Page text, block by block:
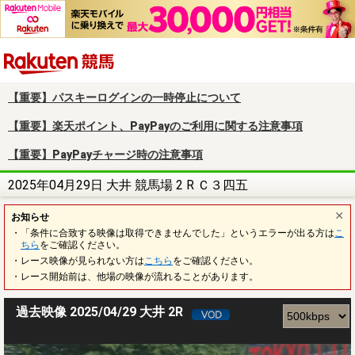
【重要】パスキーログインの一時停止について
【重要】楽天ポイント、PayPayのご利用に関する注意事項
【重要】PayPayチャージ時の注意事項
2025年04月29日 大井 競馬場 2 R Ｃ３四五
お知らせ
・「条件に合致する映像は取得できませんでした」というエラーが出る方は こ
ちら をご確認ください。
・レース映像が見られない方は こちら をご確認ください。
・レース開始前は、他場の映像が流れることがあります。
過去映像 2025/04/29 大井 2R